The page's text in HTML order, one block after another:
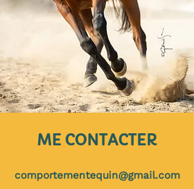
ME CONTACTER
comportementequin@gmail.com